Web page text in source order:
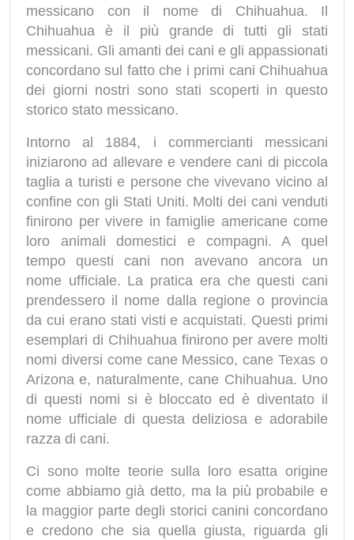
messicano con il nome di Chihuahua. Il
Chihuahua è il più grande di tutti gli stati
messicani. Gli amanti dei cani e gli appassionati
concordano sul fatto che i primi cani Chihuahua
dei giorni nostri sono stati scoperti in questo
storico stato messicano.
Intorno al 1884, i commercianti messicani
iniziarono ad allevare e vendere cani di piccola
taglia a turisti e persone che vivevano vicino al
confine con gli Stati Uniti. Molti dei cani venduti
finirono per vivere in famiglie americane come
loro animali domestici e compagni. A quel
tempo questi cani non avevano ancora un
nome ufficiale. La pratica era che questi cani
prendessero il nome dalla regione o provincia
da cui erano stati visti e acquistati. Questi primi
esemplari di Chihuahua finirono per avere molti
nomi diversi come cane Messico, cane Texas o
Arizona e, naturalmente, cane Chihuahua. Uno
di questi nomi si è bloccato ed è diventato il
nome ufficiale di questa deliziosa e adorabile
razza di cani.
Ci sono molte teorie sulla loro esatta origine
come abbiamo già detto, ma la più probabile e
la maggior parte degli storici canini concordano
e credono che sia quella giusta, riguarda gli